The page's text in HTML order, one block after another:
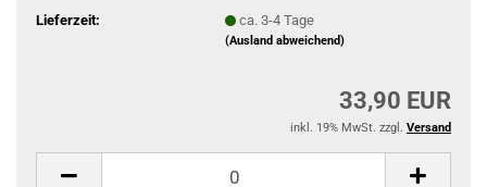
Lieferzeit:
ca. 3-4 Tage
(Ausland abweichend)
33,90 EUR
inkl. 19% MwSt. zzgl. Versand